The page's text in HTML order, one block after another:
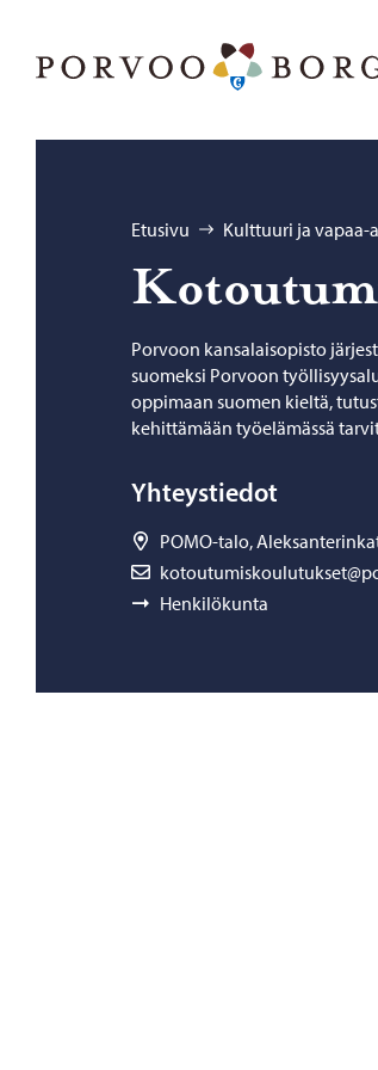
Selaa:
Etusivu Kulttuuri ja vapaa-
Porvoon kansalaisopisto
suomeksi Porvoon
oppimaan suomen kieltä,
kehittämään työelämässä
Yhteystiedot
POMO-talo,
Henkilökunta